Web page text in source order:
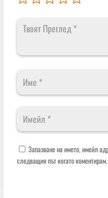
Запазване на името, имейл
следващия път когато коментирам.